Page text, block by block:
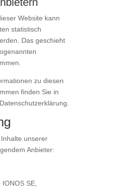
Website kann
statistisch
Das geschieht
zu diesen
finden Sie in
unserer
Anbieter:
SE,